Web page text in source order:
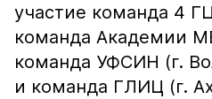
участие команда 4
команда Академии
команда УФСИН (г.
и команда ГЛИЦ (г.